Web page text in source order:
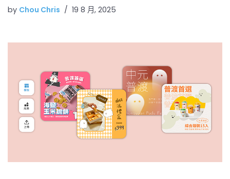
by Chou Chris 19 8 月, 2025